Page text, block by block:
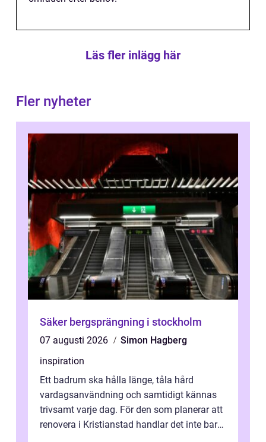
Läs fler inlägg här
Fler nyheter
Säker bergsprängning i stockholm
07 augusti 2026
Simon Hagberg
inspiration
Ett badrum ska hålla länge, tåla hård
vardagsanvändning och samtidigt kännas
trivsamt varje dag. För den som planerar att
renovera i Kristianstad handlar det inte bara